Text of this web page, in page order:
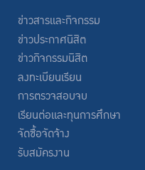
ข่าวสารและกิจกรรม
ข่าวประกาศนิสิต
ข่าวกิจกรรมนิสิต
ลงทะเบียนเรียน
การตรวจสอบจบ
เรียนต่อและทุนการศึกษา
จัดซื้อจัดจ้าง
รับสมัครงาน